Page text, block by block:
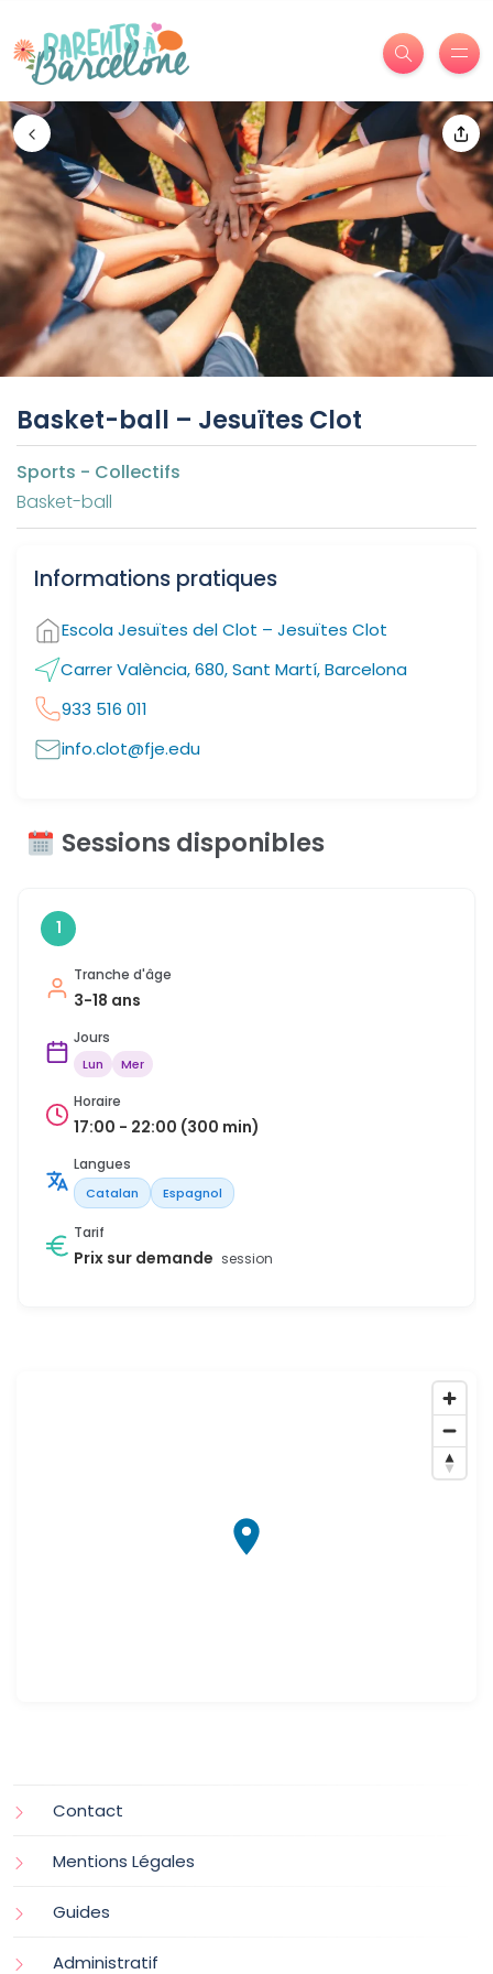
Basket-ball – Jesuïtes Clot
Sports - Collectifs
Basket-ball
Informations pratiques
Escola Jesuïtes del Clot – Jesuïtes Clot
Carrer València, 680, Sant Martí, Barcelona
933 516 011
info.clot@fje.edu
Sessions disponibles
1
Tranche d'âge
3-18 ans
Jours
Lun Mer
Horaire
17:00 - 22:00 (300 min)
Langues
Catalan Espagnol
Tarif
Prix sur demande session
Contact
Mentions Légales
Guides
Administratif